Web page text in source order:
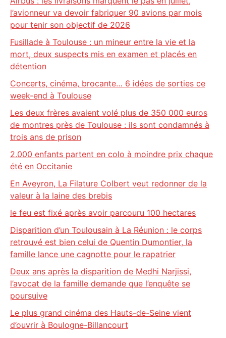
l’avionneur va devoir fabriquer 90 avions par mois
pour tenir son objectif de 2026
Fusillade à Toulouse : un mineur entre la vie et la
mort, deux suspects mis en examen et placés en
détention
Concerts, cinéma, brocante… 6 idées de sorties ce
week-end à Toulouse
Les deux frères avaient volé plus de 350 000 euros
de montres près de Toulouse : ils sont condamnés à
trois ans de prison
2.000 enfants partent en colo à moindre prix chaque
été en Occitanie
En Aveyron, La Filature Colbert veut redonner de la
valeur à la laine des brebis
le feu est fixé après avoir parcouru 100 hectares
Disparition d’un Toulousain à La Réunion : le corps
retrouvé est bien celui de Quentin Dumontier, la
famille lance une cagnotte pour le rapatrier
Deux ans après la disparition de Medhi Narjissi,
l’avocat de la famille demande que l’enquête se
poursuive
Le plus grand cinéma des Hauts-de-Seine vient
d’ouvrir à Boulogne-Billancourt